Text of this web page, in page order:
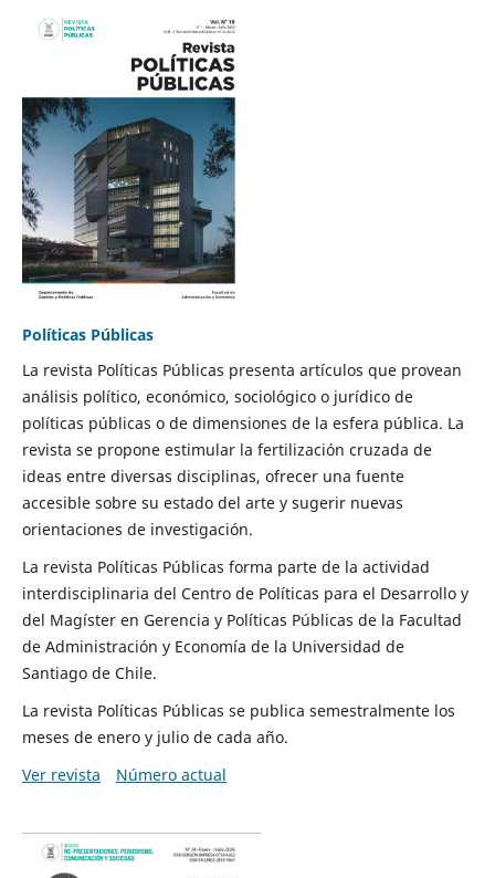
Políticas Públicas
La revista Políticas Públicas presenta artículos que provean
análisis político, económico, sociológico o jurídico de
políticas públicas o de dimensiones de la esfera pública. La
revista se propone estimular la fertilización cruzada de
ideas entre diversas disciplinas, ofrecer una fuente
accesible sobre su estado del arte y sugerir nuevas
orientaciones de investigación.
La revista Políticas Públicas forma parte de la actividad
interdisciplinaria del Centro de Políticas para el Desarrollo y
del Magíster en Gerencia y Políticas Públicas de la Facultad
de Administración y Economía de la Universidad de
Santiago de Chile.
La revista Políticas Públicas se publica semestralmente los
meses de enero y julio de cada año.
Ver revista
Número actual